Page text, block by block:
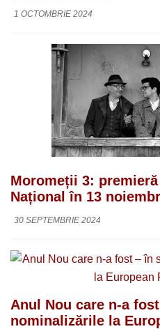
1 OCTOMBRIE 2024
Moromeții 3: premieră
Național în 13
30 SEPTEMBRIE 2024
Anul Nou care n-a
nominalizările la